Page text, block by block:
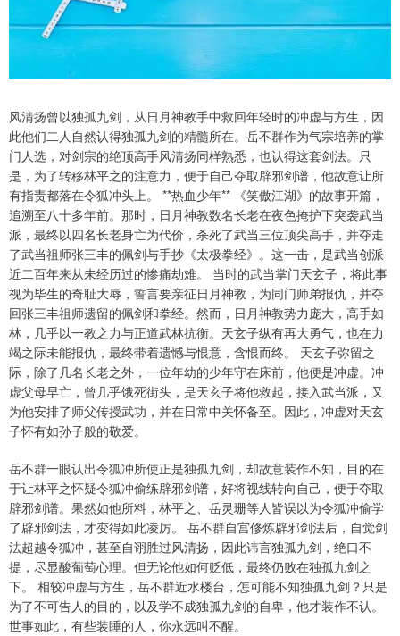
风清扬曾以独孤九剑，从日月神教手中救回年轻时的冲虚与方生，因
此他们二人自然认得独孤九剑的精髓所在。岳不群作为气宗培养的掌
门人选，对剑宗的绝顶高手风清扬同样熟悉，也认得这套剑法。只
是，为了转移林平之的注意力，便于自己夺取辟邪剑谱，他故意让所
有指责都落在令狐冲头上。 **热血少年** 《笑傲江湖》的故事开篇，
追溯至八十多年前。那时，日月神教数名长老在夜色掩护下突袭武当
派，最终以四名长老身亡为代价，杀死了武当三位顶尖高手，并夺走
了武当祖师张三丰的佩剑与手抄《太极拳经》。这一击，是武当创派
近二百年来从未经历过的惨痛劫难。 当时的武当掌门天玄子，将此事
视为毕生的奇耻大辱，誓言要亲征日月神教，为同门师弟报仇，并夺
回张三丰祖师遗留的佩剑和拳经。然而，日月神教势力庞大，高手如
林，几乎以一教之力与正道武林抗衡。天玄子纵有再大勇气，也在力
竭之际未能报仇，最终带着遗憾与恨意，含恨而终。 天玄子弥留之
际，除了几名长老之外，一位年幼的少年守在床前，他便是冲虚。冲
虚父母早亡，曾几乎饿死街头，是天玄子将他救起，接入武当派，又
为他安排了师父传授武功，并在日常中关怀备至。因此，冲虚对天玄
子怀有如孙子般的敬爱。
岳不群一眼认出令狐冲所使正是独孤九剑，却故意装作不知，目的在
于让林平之怀疑令狐冲偷练辟邪剑谱，好将视线转向自己，便于夺取
辟邪剑谱。果然如他所料，林平之、岳灵珊等人皆误以为令狐冲偷学
了辟邪剑法，才变得如此凌厉。 岳不群自宫修炼辟邪剑法后，自觉剑
法超越令狐冲，甚至自诩胜过风清扬，因此讳言独孤九剑，绝口不
提，尽显酸葡萄心理。但无论他如何贬低，最终仍败在独孤九剑之
下。 相较冲虚与方生，岳不群近水楼台，怎可能不知独孤九剑？只是
为了不可告人的目的，以及学不成独孤九剑的自卑，他才装作不认。
世事如此，有些装睡的人，你永远叫不醒。